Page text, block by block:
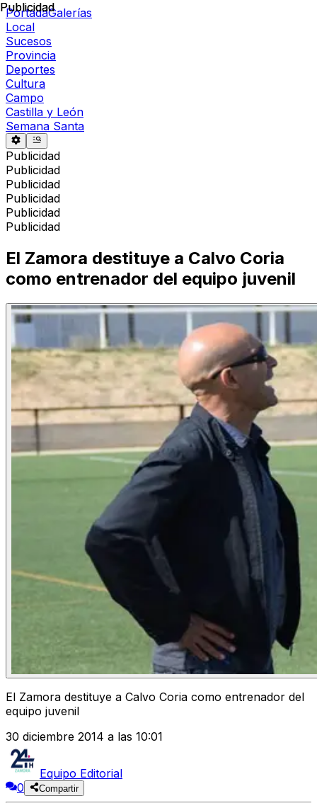
PortadaGalerías
Local
Sucesos
Provincia
Deportes
Cultura
Campo
Castilla y León
Semana Santa
Publicidad
Publicidad
Publicidad
Publicidad
Publicidad
Publicidad
Publicidad
El Zamora destituye a Calvo Coria
como entrenador del equipo juvenil
El Zamora destituye a Calvo Coria como entrenador del
equipo juvenil
30 diciembre 2014 a las 10:01
Equipo Editorial
0
Compartir
Publicidad